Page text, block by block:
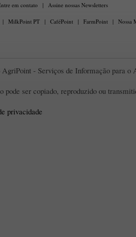
em contato | Assine nossas Newsletters
| MilkPoint PT | CaféPoint | FarmPoint | Nossa
- Serviços de Informação para o
pode ser copiado, reproduzido ou
privacidade